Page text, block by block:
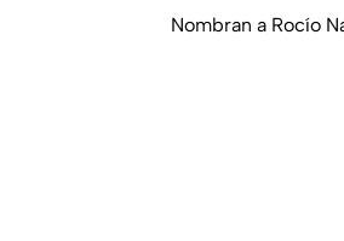
Nombran a Rocío